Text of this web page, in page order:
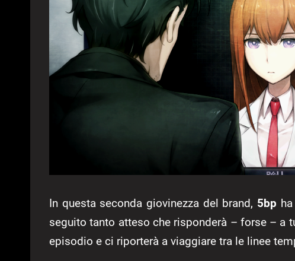
In questa seconda giovinezza del brand, 5bp
seguito tanto atteso che risponderà – forse – a
episodio e ci riporterà a viaggiare tra le linee